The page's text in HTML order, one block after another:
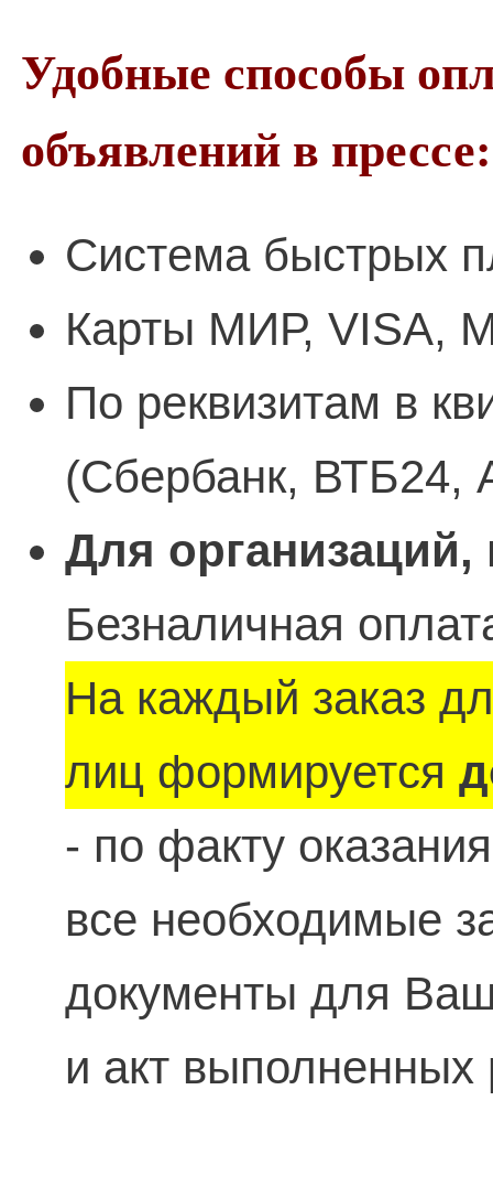
Удобные способы
объявлений в прессе:
Система быстрых
Карты МИР, VISA,
По реквизитам в
(Сбербанк, ВТБ24,
Для
Безналичная
На каждый заказ
лиц формируется
- по факту
все необходимые
документы для
и акт выполненных